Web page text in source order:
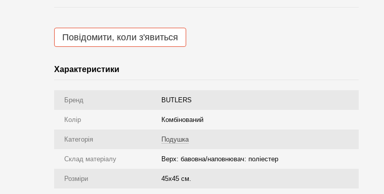
Повідомити, коли з'явиться
Характеристики
Бренд BUTLERS
Колір Комбінований
Категорія Подушка
Склад матеріалу Верх: бавовна/наповнювач: поліестер
Розміри 45х45 см.